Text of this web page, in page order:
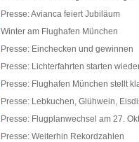
Presse: Avianca feiert Jubiläum
Winter am Flughafen München
Presse: Einchecken und gewinnen
Presse: Lichterfahrten starten
Presse: Flughafen München stellt
Presse: Lebkuchen, Glühwein,
Presse: Flugplanwechsel am 27.
Presse: Weiterhin Rekordzahlen